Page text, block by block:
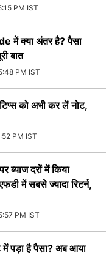
PM IST
में क्या अंतर है? पैसा
बात
PM IST
को अभी कर लें नोट,
PM IST
ब्याज दरों में किया
में सबसे ज्यादा रिटर्न,
PM IST
पड़ा है पैसा? अब आया